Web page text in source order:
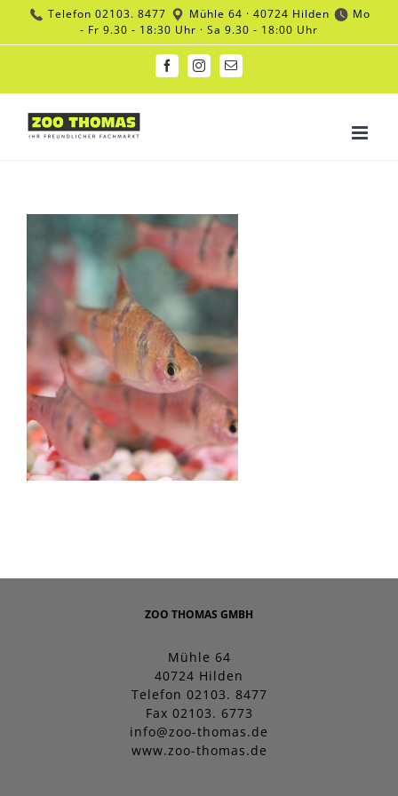
Inhalt
springen
Telefon 02103. 8477 Mühle 64 · 40724 Hilden
Mo
- Fr 9.30 - 18:30 Uhr · Sa 9.30 - 18:00 Uhr
FacebookInstagram
E-
ZOO THOMAS GMBH
Mühle 64
40724 Hilden
Telefon 02103. 8477
Fax 02103. 6773
info@zoo-thomas.de
www.zoo-thomas.de